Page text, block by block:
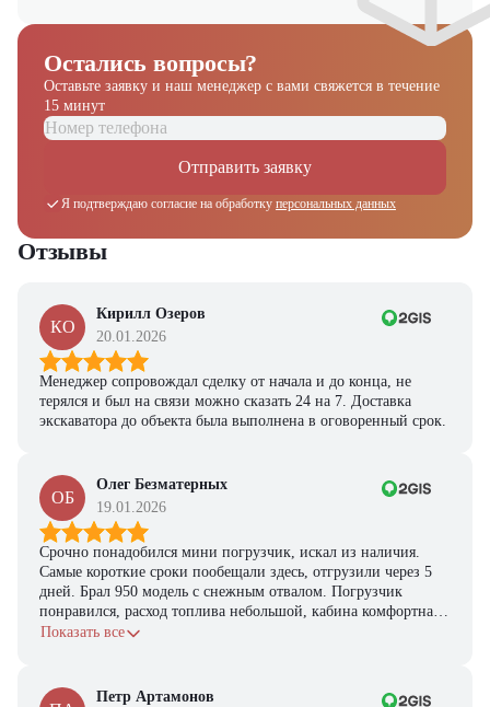
Остались вопросы?
Оставьте заявку и наш менеджер с вами свяжется в течение
15 минут
Отправить заявку
Я подтверждаю согласие на обработку персональных данных
Отзывы
КО
Кирилл Озеров
20.01.2026
Менеджер сопровождал сделку от начала и до конца, не
терялся и был на связи можно сказать 24 на 7. Доставка
экскаватора до объекта была выполнена в оговоренный срок.
ОБ
Олег Безматерных
19.01.2026
Срочно понадобился мини погрузчик, искал из наличия.
Самые короткие сроки пообещали здесь, отгрузили через 5
дней. Брал 950 модель с снежным отвалом. Погрузчик
понравился, расход топлива небольшой, кабина комфортная,
с задачами справляется.
Показать все
Петр Артамонов